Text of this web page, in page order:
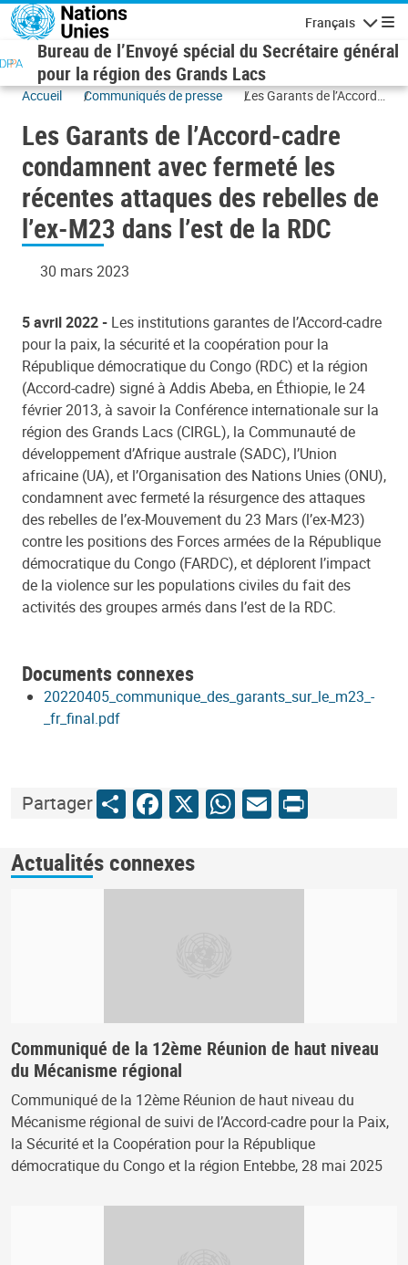
Aller au contenu principal
Français
Bureau de l’Envoyé spécial du Secrétaire général
pour la région des Grands Lacs
Accueil Communiqués de presse
Les Garants de l’Accord-
fermeté les récentes
attaques des rebelles de
l’ex-M23 dans l’est de la
RDC
Les Garants de l’Accord-cadre
condamnent avec fermeté les
récentes attaques des rebelles de
l’ex-M23 dans l’est de la RDC
30 mars 2023
5 avril 2022 - Les institutions garantes de l’Accord-cadre
pour la paix, la sécurité et la coopération pour la
République démocratique du Congo (RDC) et la région
(Accord-cadre) signé à Addis Abeba, en Éthiopie, le 24
février 2013, à savoir la Conférence internationale sur la
région des Grands Lacs (CIRGL), la Communauté de
développement d’Afrique australe (SADC), l’Union
africaine (UA), et l’Organisation des Nations Unies (ONU),
condamnent avec fermeté la résurgence des attaques
des rebelles de l’ex-Mouvement du 23 Mars (l’ex-M23)
contre les positions des Forces armées de la République
démocratique du Congo (FARDC), et déplorent l’impact
de la violence sur les populations civiles du fait des
activités des groupes armés dans l’est de la RDC.
Documents connexes
20220405_communique_des_garants_sur_le_m23_-
_fr_final.pdf
PartagerShareFacebook
X WhatsApp
Email
Print
Actualités connexes
Communiqué de la 12ème Réunion de haut niveau
du Mécanisme régional
Communiqué de la 12ème Réunion de haut niveau du
Mécanisme régional de suivi de l’Accord-cadre pour la Paix,
la Sécurité et la Coopération pour la République
démocratique du Congo et la région Entebbe, 28 mai 2025